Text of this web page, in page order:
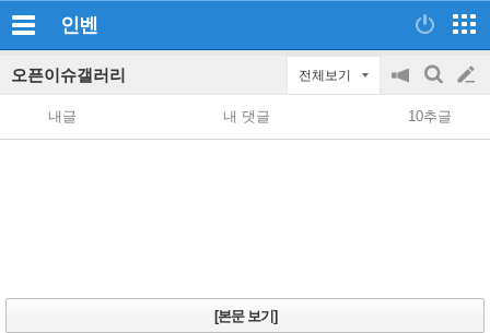
인벤
오픈이슈갤러리 전체보기
공
지
on/off
검
색
글
쓰
내글 내 댓글 10추글
[본문 보기]